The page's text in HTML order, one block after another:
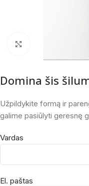
Spustelėkite,
Domina šis
Užpildykite formą ir
galime pasiūlyti geresnę
Vardas
El. paštas